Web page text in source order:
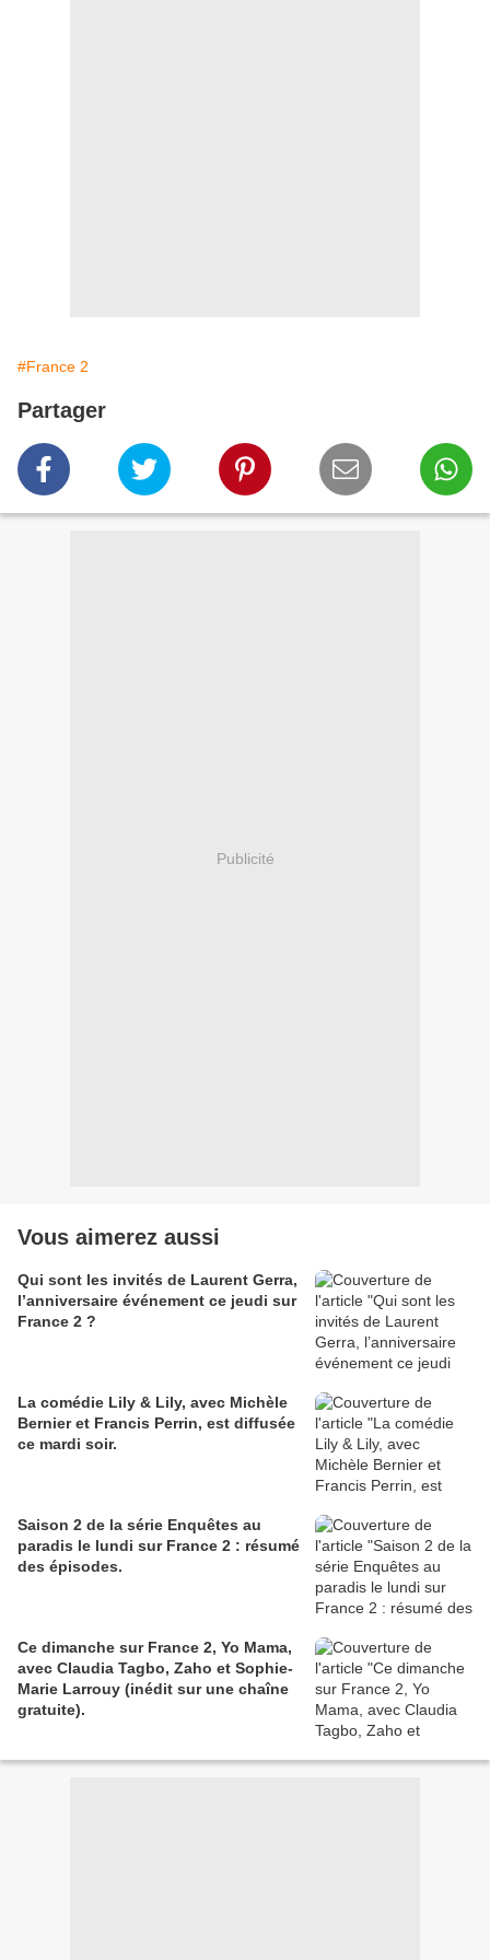
#France 2
Partager
Publicité
Vous aimerez aussi
Qui sont les invités de Laurent Gerra,
l’anniversaire événement ce jeudi sur
France 2 ?
La comédie Lily & Lily, avec Michèle
Bernier et Francis Perrin, est diffusée
ce mardi soir.
Saison 2 de la série Enquêtes au
paradis le lundi sur France 2 : résumé
des épisodes.
Ce dimanche sur France 2, Yo Mama,
avec Claudia Tagbo, Zaho et Sophie-
Marie Larrouy (inédit sur une chaîne
gratuite).